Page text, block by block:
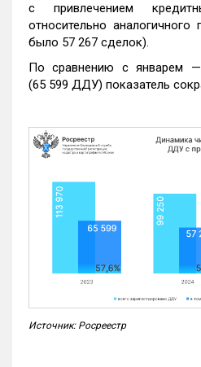
с привлечением
относительно
было 57 267 сделок).
По сравнению с январем
(65 599 ДДУ) показатель
Источник: Росреестр